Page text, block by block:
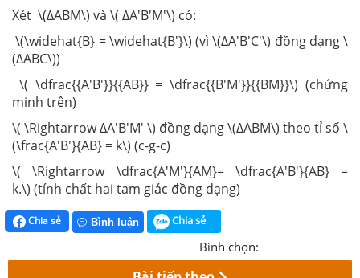
Xét \(∆ABM\) và \( ∆A'B'M'\) có:
\(\widehat{B} = \widehat{B'}\) (vì \(∆A'B'C'\) đồng dạng \
(∆ABC\))
\( \dfrac{{A'B'}}{{AB}} = \dfrac{{B'M'}}{{BM}}\) (chứng
minh trên)
\( \Rightarrow ∆A'B'M' \) đồng dạng \(∆ABM\) theo tỉ số \
(\frac{A'B'}{AB} = k\) (c-g-c)
\( \Rightarrow \dfrac{A'M'}{AM}= \dfrac{A'B'}{AB} =
k.\) (tính chất hai tam giác đồng dạng)
Chia sẻ Bình luận Chia sẻ
Bình chọn: